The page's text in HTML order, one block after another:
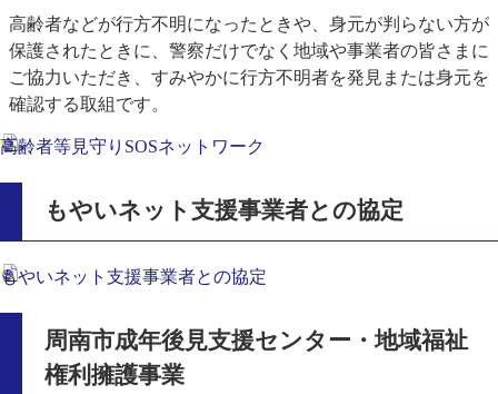
高齢者などが行方不明になったときや、身元が判らない方が
保護されたときに、警察だけでなく地域や事業者の皆さまに
ご協力いただき、すみやかに行方不明者を発見または身元を
確認する取組です。
高齢者等見守りSOSネットワーク
もやいネット支援事業者との協定
もやいネット支援事業者との協定
周南市成年後見支援センター・地域福祉
権利擁護事業